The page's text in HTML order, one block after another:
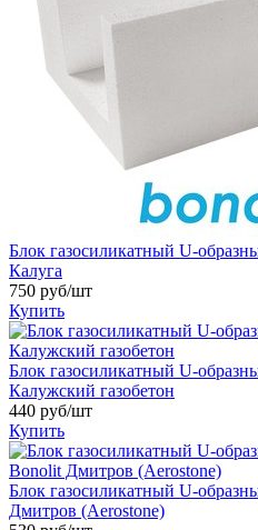
Блок газосиликатный U-
Калуга
750 руб/шт
Купить
Блок газосиликатный U-
Калужский газобетон
440 руб/шт
Купить
Блок газосиликатный U-
Дмитров (Aerostone)